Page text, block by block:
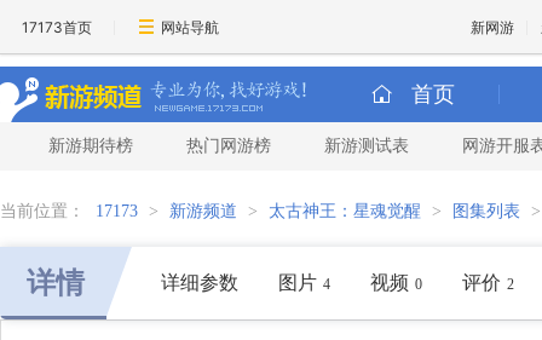
17173首页 网站导航 新网游
首页
新游期待榜 热门网游榜 新游测试表 网游开服
当前位置： 17173 > 新游频道 > 太古神王：星魂觉醒 > 图集列表
详情 详细参数 图片 4 视频 0 评价 2